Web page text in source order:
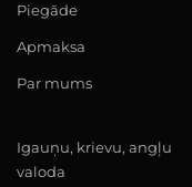
Piegāde
Apmaksa
Par mums
Igauņu, krievu, angļu
valoda